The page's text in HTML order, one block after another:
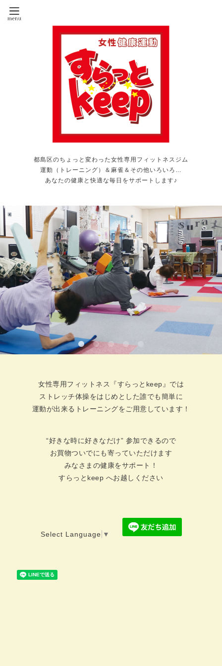
都島区のちょっと変わった女性専用フィットネスジム
運動（トレーニング）＆麻雀＆その他いろいろ…
あなたの健康と快適な毎日をサポートします♪
女性専用フィットネス『すらっとkeep』では
ストレッチ体操をはじめとした誰でも簡単に
運動が出来るトレーニングをご用意しています！
“好きな時に好きなだけ” 参加できるので
お買物ついでにも寄っていただけます
みなさまの健康をサポート！
すらっとkeep へお越しください
Select Language ▼